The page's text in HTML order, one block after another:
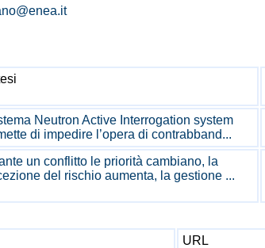
Neutron Active Interrogation system
di impedire l’opera di contrabband...
un conflitto le priorità cambiano, la
del rischio aumenta, la gestione ...
URL